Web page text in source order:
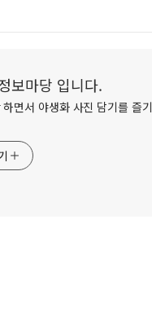
보마당 입니다.
하면서 야생화 사진 담기를 즐